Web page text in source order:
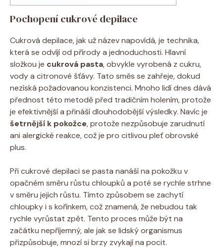
Pochopení cukrové depilace
Cukrová⁢ depilace, jak ⁣už název ⁢napovídá, je⁢ technika,
která se odvíjí od přírody a ⁢jednoduchosti. Hlavní
složkou je cukrová pasta, obvykle⁣ vyrobená z cukru,
vody⁤ a‌ citronové šťávy.⁤ Tato směs se zahřeje, ​dokud
nezíská požadovanou konzistenci. Mnoho lidí dnes dává
přednost této metodě před ⁤tradičním holením, protože
je ⁤efektivnější a přináší dlouhodobější výsledky.⁢ Navíc je
šetrnější k pokožce, protože‍ nezpůsobuje zarudnutí
⁢ani alergické reakce, což je pro citlivou pleť obrovské
plus.
Při cukrové depilaci se pasta‍ nanáší na pokožku ​v‌
opačném směru růstu chloupků a poté se‍ rychle strhne
v směru jejich růstu.⁢ Tímto způsobem se ⁢zachytí
chloupky i s kořínkem, což znamená,‍ že nebudou tak
rychle vyrůstat⁣ zpět. Tento proces⁣ může‍ být na
začátku nepříjemný, ale jak se lidský organismus
‌přizpůsobuje, ‌mnozí‌ si brzy zvykají ⁢na pocit.